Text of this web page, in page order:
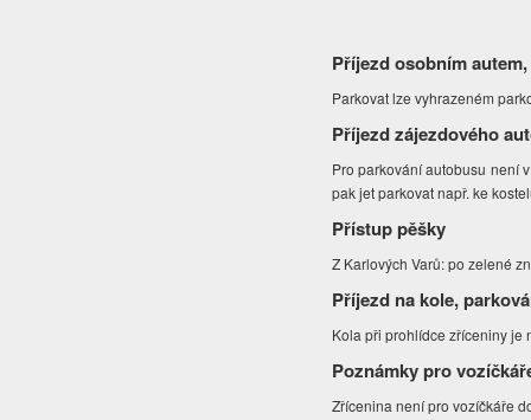
Příjezd osobním
Parkovat lze vyhrazeném
Příjezd zájezdového
Pro parkování autobusu není
pak jet parkovat např. ke
Přístup pěšky
Z Karlových Varů: po zelené
Příjezd na kole,
Kola při prohlídce zříceniny
Poznámky pro
Zřícenina není pro vozíčkáře